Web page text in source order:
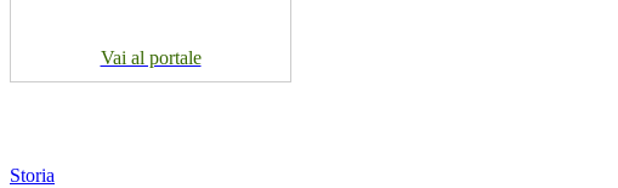
Vai al portale
Storia